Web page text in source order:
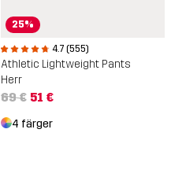
25%
4.7 (555)
Athletic Lightweight Pants
Herr
69 € 51 €
4 färger